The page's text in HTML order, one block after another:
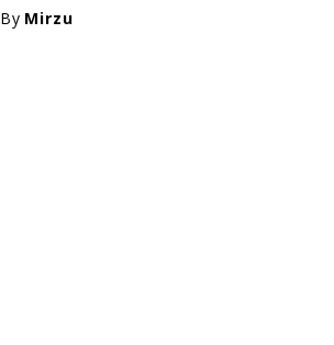
By Mirzu